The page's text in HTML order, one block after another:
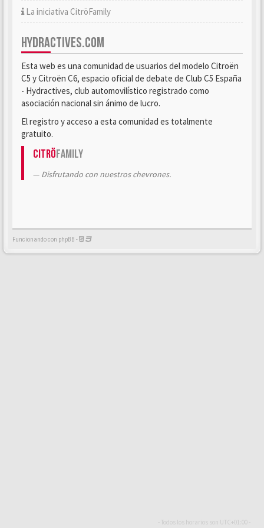
La iniciativa CitröFamily
HYDRACTIVES.COM
Esta web es una comunidad de usuarios del modelo Citroën
C5 y Citroën C6, espacio oficial de debate de Club C5 España
- Hydractives, club automovilístico registrado como
asociación nacional sin ánimo de lucro.
El registro y acceso a esta comunidad es totalmente
gratuito.
CitröFamily
Disfrutando con nuestros chevrones.
Funcionando con phpBB -
- Todos los horarios son UTC+01:00